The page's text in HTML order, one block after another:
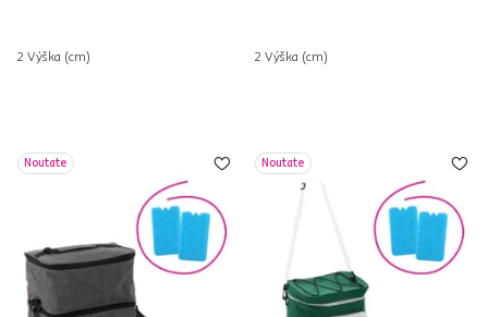
2 Výška (cm) 2 Výška (cm)
Noutate Noutate